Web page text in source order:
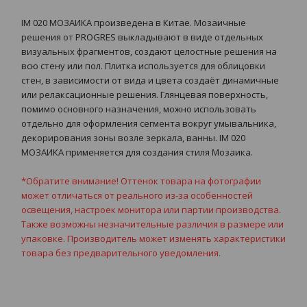
IM 020 МОЗАИКА произведена в Китае. Мозаичные
решения от PROGRES выкладывают в виде отдельных
визуальных фрагментов, создают целостные решения на
всю стену или пол. Плитка используется для облицовки
стен, в зависимости от вида и цвета создаёт динамичные
или релаксационные решения. Глянцевая поверхность,
помимо основного назначения, можно использовать
отдельно для оформления сегмента вокруг умывальника,
декорирования зоны возле зеркала, ванны. IM 020
МОЗАИКА применяется для создания стиля Мозаика.
*Обратите внимание! Оттенок товара на фотографии
может отличаться от реального из-за особенностей
освещения, настроек монитора или партии производства.
Также возможны незначительные различия в размере или
упаковке. Производитель может изменять характеристики
товара без предварительного уведомления.